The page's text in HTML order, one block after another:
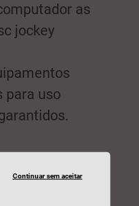
as
jockey
para uso
Continuar sem aceitar